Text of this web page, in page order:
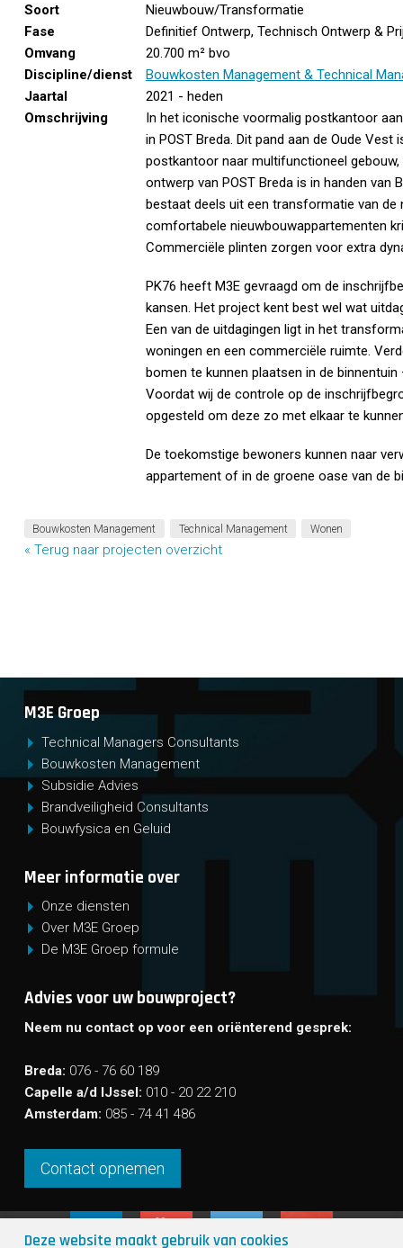
Soort
Nieuwbouw/Transformatie
Fase
Definitief Ontwerp, Technisch Ontwerp &
Omvang
20.700 m² bvo
Discipline/dienst
Bouwkosten Management & Technical
Jaartal
2021 - heden
Omschrijving
In het iconische voormalig postkantoor
in POST Breda. Dit pand aan de Oude
postkantoor naar multifunctioneel
ontwerp van POST Breda is in handen
bestaat deels uit een transformatie van de
comfortabele nieuwbouwappartementen
Commerciële plinten zorgen voor extra
PK76 heeft M3E gevraagd om de
kansen. Het project kent best wel wat
Een van de uitdagingen ligt in het
woningen en een commerciële ruimte.
bomen te kunnen plaatsen in de
Voordat wij de controle op de
opgesteld om deze zo met elkaar te
De toekomstige bewoners kunnen naar
appartement of in de groene oase van de
Bouwkosten Management Technical Management Wonen
« Terug naar projecten overzicht
M3E Groep
Technical Managers Consultants
Bouwkosten Management
Subsidie Advies
Brandveiligheid Consultants
Bouwfysica en Geluid
Meer informatie over
Onze diensten
Over M3E Groep
De M3E Groep formule
Advies voor uw bouwproject?
Neem nu contact op voor een oriënterend gesprek:
Breda: 076 - 76 60 189
Capelle a/d IJssel: 010 - 20 22 210
Amsterdam: 085 - 74 41 486
Contact opnemen
Deze website maakt gebruik van cookies